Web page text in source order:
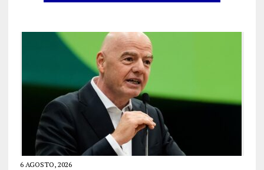
6 AGOSTO, 2026